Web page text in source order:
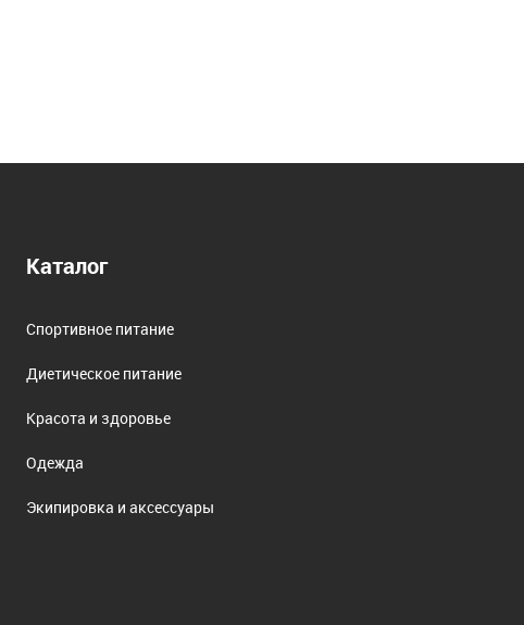
Каталог
Спортивное питание
Диетическое питание
Красота и здоровье
Одежда
Экипировка и аксессуары